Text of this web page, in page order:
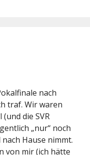
nach
traf. Wir waren
die SVR
„nur“ noch
Hause nimmt.
von mir (ich hätte